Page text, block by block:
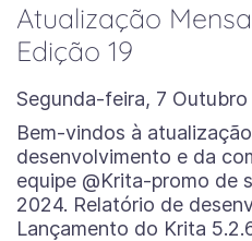
Atualização
Edição 19
Segunda-feira, 7
Bem-vindos à
desenvolvimento e da
equipe @Krita-promo de
2024. Relatório de
Lançamento do Krita